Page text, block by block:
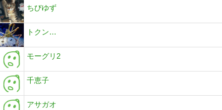
ちびゆず
トクン…
モーグリ2
千恵子
アサガオ